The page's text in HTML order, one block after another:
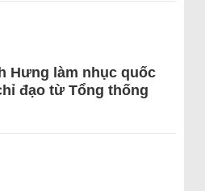
Hưng làm nhục quốc
đạo từ Tổng thống